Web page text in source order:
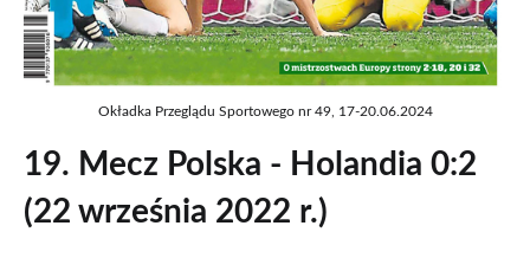
Okładka Przeglądu Sportowego nr 49, 17-20.06.2024
19. Mecz Polska - Holandia 0:2
(22 września 2022 r.)